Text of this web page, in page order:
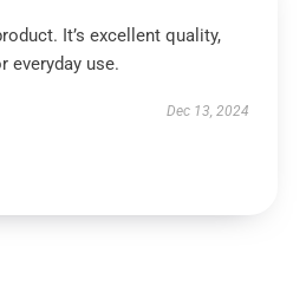
It’s excellent quality,
everyday use.
Dec 13, 2024